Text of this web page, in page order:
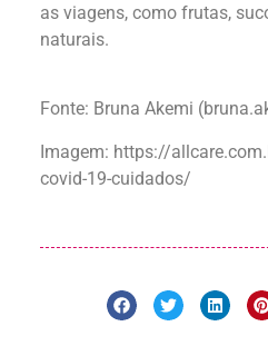
as viagens, como frutas,
naturais.
Fonte: Bruna Akemi (
Imagem: https://
covid-19-cuidados/